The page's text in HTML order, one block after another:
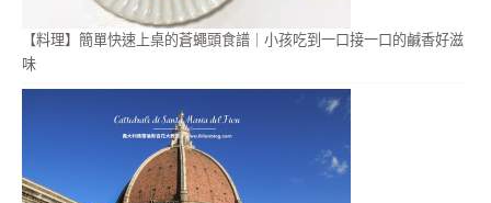
【料理】簡單快速上桌的蒼蠅頭食譜｜小孩吃到一口接一口的鹹香好滋
味